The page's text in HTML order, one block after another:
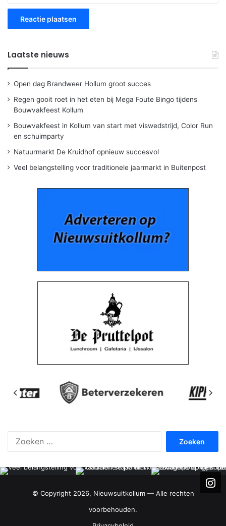
Laatste nieuws
Open dag Brandweer Hollum groot succes
Regen gooit roet in het eten bij Mega Foute Bingo tijdens
Bouwvakfeest Kollum
Bouwvakfeest in Kollum van start met viswedstrijd, Color Run
en schuimparty
Natuurmarkt De Kruidhof opnieuw succesvol
Veel belangstelling voor traditionele jaarmarkt in Buitenpost
© Copyright 2026, Nieuwsuitkollum — Alle rechten
voorbehouden.